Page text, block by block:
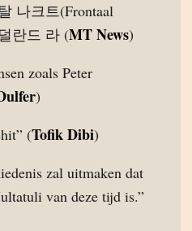
나크트(Frontaal
란드 라 (MT News)
zoals Peter
)
(Tofik Dibi)
zal uitmaken dat
van deze tijd is.”